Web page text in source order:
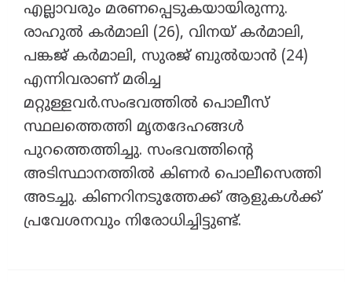
എല്ലാവരും മരണപ്പെടുകയായിരുന്നു.
രാഹുൽ കർമാലി (26), വിനയ് കർമാലി,
പങ്കജ് കർമാലി, സുരജ് ബുൽയാൻ (24)
എന്നിവരാണ് മരിച്ച
മറ്റുള്ളവർ.സംഭവത്തിൽ പൊലീസ്
സ്ഥലത്തെത്തി മൃതദേഹങ്ങൾ
പുറത്തെത്തിച്ചു. സംഭവത്തിന്റെ
അടിസ്ഥാനത്തിൽ കിണർ പൊലീസെത്തി
അടച്ചു. കിണറിനടുത്തേക്ക് ആളുകൾക്ക്
പ്രവേശനവും നിരോധിച്ചിട്ടുണ്ട്.